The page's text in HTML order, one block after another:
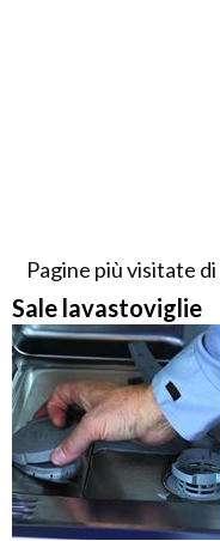
Pagine più visitate
Sale lavastoviglie